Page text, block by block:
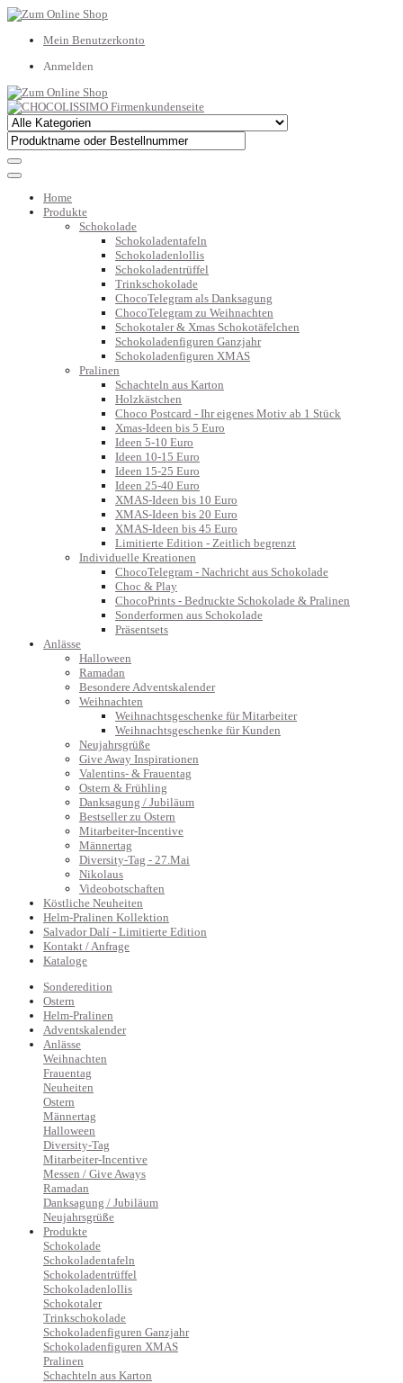
Mein Benutzerkonto
Anmelden
Home
Produkte
Schokolade
Schokoladentafeln
Schokoladenlollis
Schokoladentrüffel
Trinkschokolade
ChocoTelegram als Danksagung
ChocoTelegram zu Weihnachten
Schokotaler & Xmas Schokotäfelchen
Schokoladenfiguren Ganzjahr
Schokoladenfiguren XMAS
Pralinen
Schachteln aus Karton
Holzkästchen
Choco Postcard - Ihr eigenes Motiv ab 1 Stück
Xmas-Ideen bis 5 Euro
Ideen 5-10 Euro
Ideen 10-15 Euro
Ideen 15-25 Euro
Ideen 25-40 Euro
XMAS-Ideen bis 10 Euro
XMAS-Ideen bis 20 Euro
XMAS-Ideen bis 45 Euro
Limitierte Edition - Zeitlich begrenzt
Individuelle Kreationen
ChocoTelegram - Nachricht aus Schokolade
Choc & Play
ChocoPrints - Bedruckte Schokolade & Pralinen
Sonderformen aus Schokolade
Präsentsets
Anlässe
Halloween
Ramadan
Besondere Adventskalender
Weihnachten
Weihnachtsgeschenke für Mitarbeiter
Weihnachtsgeschenke für Kunden
Neujahrsgrüße
Give Away Inspirationen
Valentins- & Frauentag
Ostern & Frühling
Danksagung / Jubiläum
Bestseller zu Ostern
Mitarbeiter-Incentive
Männertag
Diversity-Tag - 27.Mai
Nikolaus
Videobotschaften
Köstliche Neuheiten
Helm-Pralinen Kollektion
Salvador Dalí - Limitierte Edition
Kontakt / Anfrage
Kataloge
Sonderedition
Ostern
Helm-Pralinen
Adventskalender
Anlässe
Weihnachten
Frauentag
Neuheiten
Ostern
Männertag
Halloween
Diversity-Tag
Mitarbeiter-Incentive
Messen / Give Aways
Ramadan
Danksagung / Jubiläum
Neujahrsgrüße
Produkte
Schokolade
Schokoladentafeln
Schokoladentrüffel
Schokoladenlollis
Schokotaler
Trinkschokolade
Schokoladenfiguren Ganzjahr
Schokoladenfiguren XMAS
Pralinen
Schachteln aus Karton